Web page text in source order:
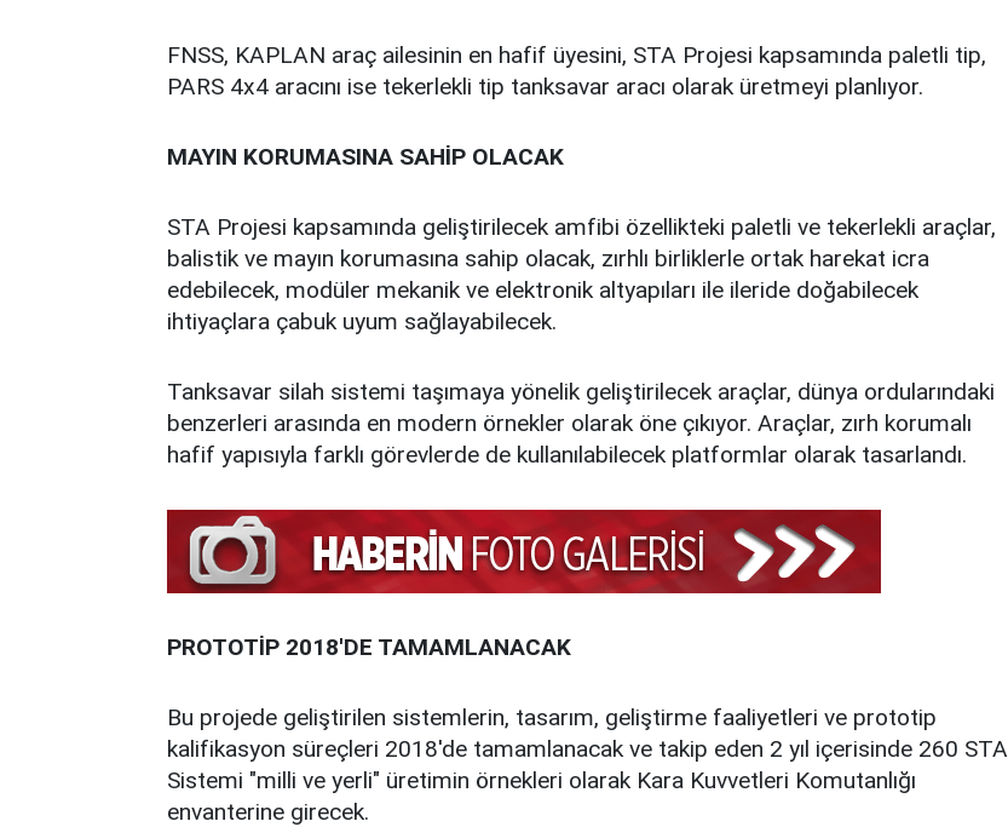
FNSS, KAPLAN araç ailesinin en hafif üyesini, STA Projesi kapsamında paletli tip,
PARS 4x4 aracını ise tekerlekli tip tanksavar aracı olarak üretmeyi planlıyor.
MAYIN KORUMASINA SAHİP OLACAK
STA Projesi kapsamında geliştirilecek amfibi özellikteki paletli ve tekerlekli araçlar,
balistik ve mayın korumasına sahip olacak, zırhlı birliklerle ortak harekat icra
edebilecek, modüler mekanik ve elektronik altyapıları ile ileride doğabilecek
ihtiyaçlara çabuk uyum sağlayabilecek.
Tanksavar silah sistemi taşımaya yönelik geliştirilecek araçlar, dünya ordularındaki
benzerleri arasında en modern örnekler olarak öne çıkıyor. Araçlar, zırh korumalı
hafif yapısıyla farklı görevlerde de kullanılabilecek platformlar olarak tasarlandı.
PROTOTİP 2018'DE TAMAMLANACAK
Bu projede geliştirilen sistemlerin, tasarım, geliştirme faaliyetleri ve prototip
kalifikasyon süreçleri 2018'de tamamlanacak ve takip eden 2 yıl içerisinde 260 STA
Sistemi "milli ve yerli" üretimin örnekleri olarak Kara Kuvvetleri Komutanlığı
envanterine girecek.